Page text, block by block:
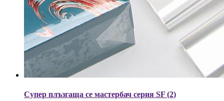
Супер плъзгаща се мастербач серия SF (2)